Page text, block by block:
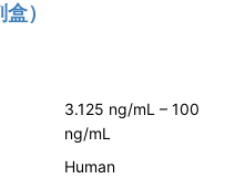
）
3.125 ng/mL – 100
ng/mL
Human